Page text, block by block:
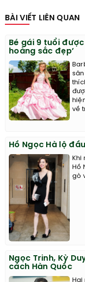
BÀI VIẾT LIÊN QUAN
Bé gái 9 tuổi
hoàng sắc đẹp’
về
Hồ Ngọc Hà lộ
Khi
Hồ
gò
Ngọc Trinh, Kỳ
cách Hàn Quốc